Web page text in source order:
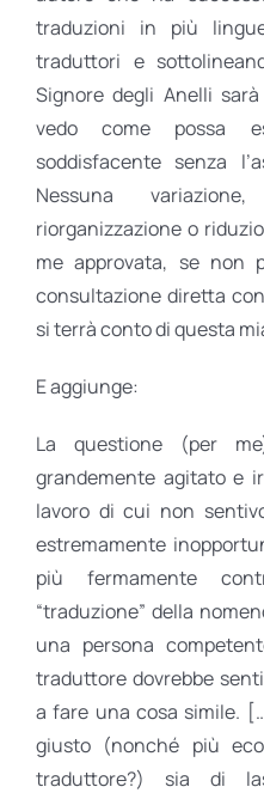
traduzioni in più
traduttori e
Signore degli Anelli
vedo come possa
soddisfacente senza
Nessuna
riorganizzazione o
me approvata, se non
consultazione diretta
si terrà conto di questa
E aggiunge:
La questione (per
grandemente agitato e
lavoro di cui non
estremamente
più fermamente
“traduzione” della
una persona
traduttore dovrebbe
a fare una cosa simile.
giusto (nonché più
traduttore?) sia di